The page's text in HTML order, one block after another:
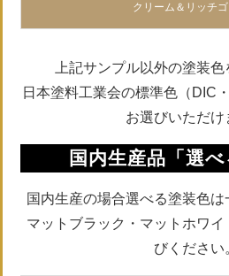
クリーム＆リッチ
上記サンプル以外の塗装色
日本塗料工業会の標準色（DIC
お選びいただけ
国内生産品「選べ
国内生産の場合選べる塗装色は
マットブラック・マットホワ
びください